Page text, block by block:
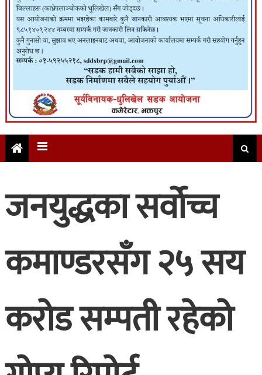
जनयुद्धका सर्वोच्च
कमाण्डरसँग २५ सय
करोड सम्पती रहेको